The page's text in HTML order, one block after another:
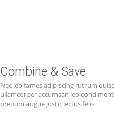
Combine & Save
Nec leo fames adipiscing rutrum
ullamcorper accumsan leo
pretium augue justo lectus felis